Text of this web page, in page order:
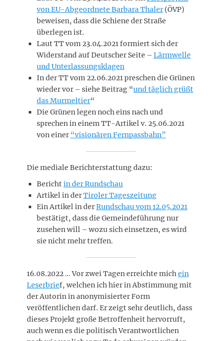
von EU-Abgeordnete Barbara Thaler(ÖVP)
beweisen, dass die Schiene der Straße
überlegen ist.
Laut TT vom 23.04.2021 formiert sich der
Widerstand auf Deutscher Seite – Lärmwelle
und Unterlassungsklagen
In der TT vom 22.06.2021 preschen die Grünen
wieder vor – siehe Beitrag “und täglich grüßt
das Murmeltier“
Die Grünen legen noch eins nach und
sprechen in einem TT-Artikel v. 25.06.2021
von einer “visionären Fernpassbahn”
Die mediale Berichterstattung dazu:
Berichtin der Rundschau
Artikel in derTiroler Tageszeitung
Ein Artikel in derRundschau vom 12.05.2021
bestätigt, dass die Gemeindeführung nur
zusehen will – wozu sich einsetzen, es wird
sie nicht mehr treffen.
16.08.2022 … Vor zwei Tagen erreichte michein
Leserbrief, welchen ich hier in Abstimmung mit
der Autorin in anonymisierter Form
veröffentlichen darf. Er zeigt sehr deutlich, dass
dieses Projekt große Betroffenheit hervorruft,
auch wenn es die politisch Verantwortlichen